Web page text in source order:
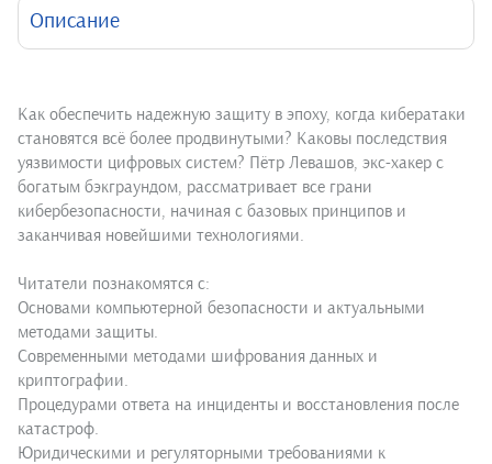
Описание
Как обеспечить надежную защиту в эпоху, когда кибератаки
становятся всё более продвинутыми? Каковы последствия
уязвимости цифровых систем? Пётр Левашов, экс-хакер с
богатым бэкграундом, рассматривает все грани
кибербезопасности, начиная с базовых принципов и
заканчивая новейшими технологиями.
Читатели познакомятся с:
Основами компьютерной безопасности и актуальными
методами защиты.
Современными методами шифрования данных и
криптографии.
Процедурами ответа на инциденты и восстановления после
катастроф.
Юридическими и регуляторными требованиями к